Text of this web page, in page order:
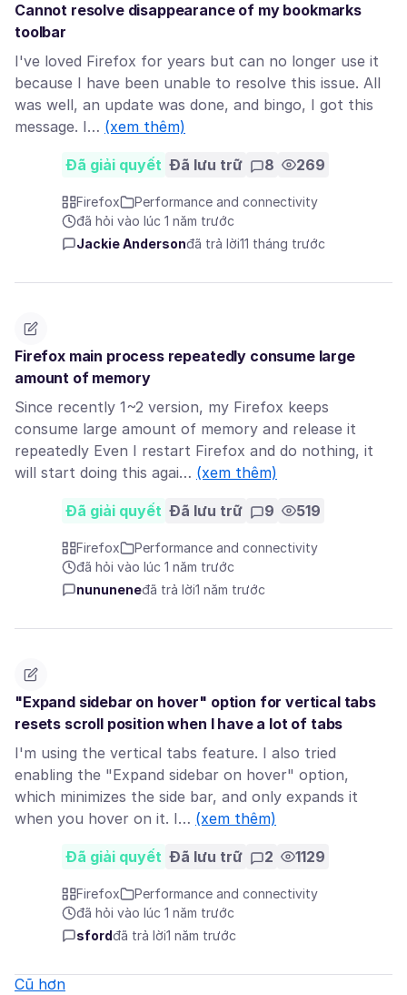
Cannot resolve disappearance of my bookmarks
toolbar
I've loved Firefox for years but can no longer use it
because I have been unable to resolve this issue. All
was well, an update was done, and bingo, I got this
message. I… (xem thêm)
Đã giải quyết Đã lưu trữ 8 269
Firefox
Performance and connectivity
đã hỏi vào lúc 1 năm trước
Jackie Andersonđã trả lời11 tháng trước
Firefox main process repeatedly consume large
amount of memory
Since recently 1~2 version, my Firefox keeps
consume large amount of memory and release it
repeatedly Even I restart Firefox and do nothing, it
will start doing this agai… (xem thêm)
Đã giải quyết Đã lưu trữ 9 519
Firefox
Performance and connectivity
đã hỏi vào lúc 1 năm trước
nununeneđã trả lời1 năm trước
"Expand sidebar on hover" option for vertical tabs
resets scroll position when I have a lot of tabs
I'm using the vertical tabs feature. I also tried
enabling the "Expand sidebar on hover" option,
which minimizes the side bar, and only expands it
when you hover on it. I… (xem thêm)
Đã giải quyết Đã lưu trữ 2 1129
Firefox
Performance and connectivity
đã hỏi vào lúc 1 năm trước
sfordđã trả lời1 năm trước
Cũ hơn